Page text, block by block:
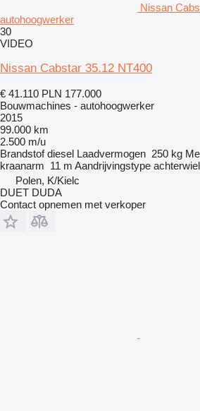
Nissan
autohoogwerker
30
VIDEO
Nissan Cabstar 35.12 NT400
€ 41.110 PLN 177.000
Bouwmachines - autohoogwerker
2015
99.000 km
2.500 m/u
Brandstof diesel Laadvermogen 250 kg
kraanarm 11 m Aandrijvingstype
Polen, K/Kielc
DUET DUDA
Contact opnemen met verkoper